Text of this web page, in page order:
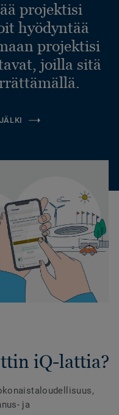
projektisi
hyödyntää
projektisi
joilla sitä
iQ-lattia?
ja